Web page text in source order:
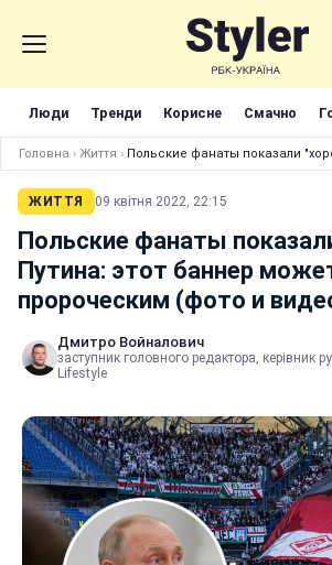
Люди Тренди Корисне Смачно
Головна › Життя › Польские фанаты показали
ЖИТТЯ 09 квітня 2022, 22:15
Польские фанаты
Путина: этот баннер
пророческим (фото и
Дмитро Войналович
заступник головного редактора, керівник
Lifestyle